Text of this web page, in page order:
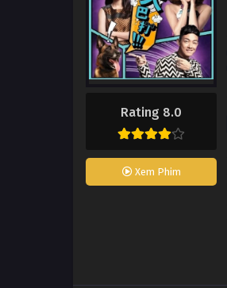
Rating 8.0
Xem Phim